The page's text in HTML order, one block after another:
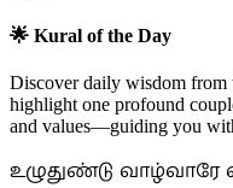
🌟 Kural of the Day
Discover daily wisdom from
highlight one profound
and values—guiding you
உழுதுண்டு